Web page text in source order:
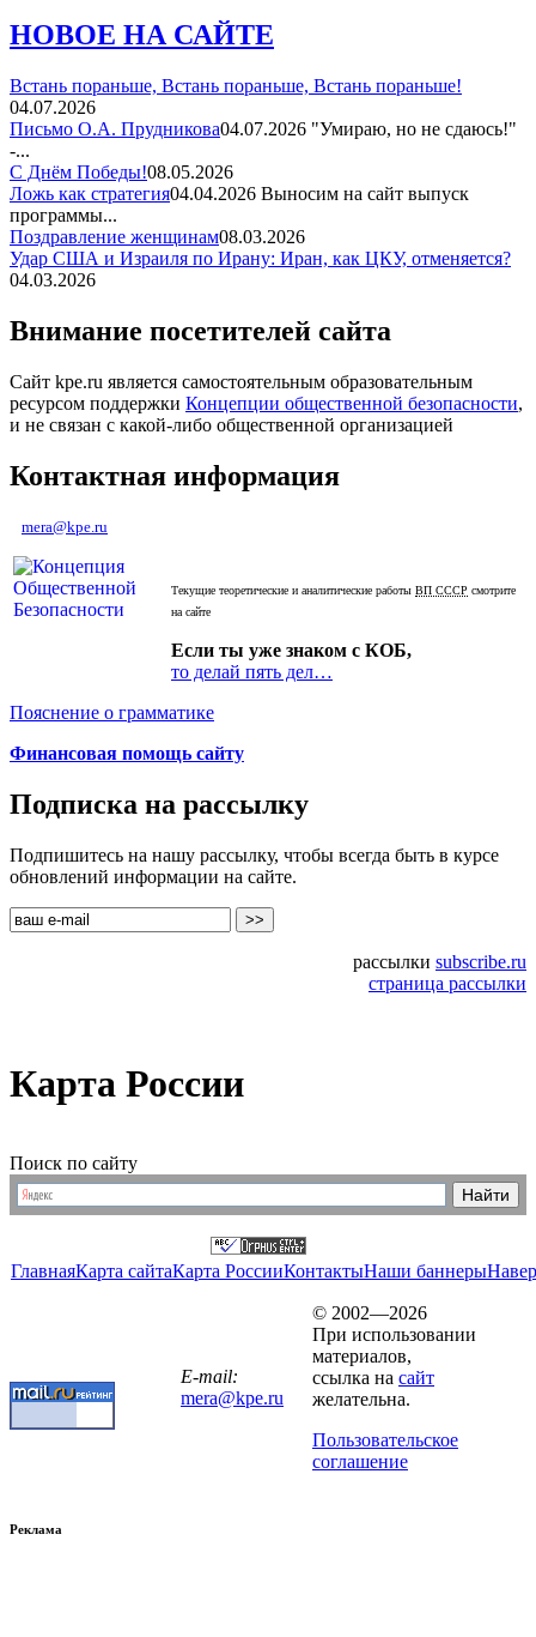
НОВОЕ НА САЙТЕ
Встань пораньше, Встань пораньше, Встань пораньше!
04.07.2026
Письмо О.А. Прудникова04.07.2026 "Умираю, но не сдаюсь!"
-...
С Днём Победы!08.05.2026
Ложь как стратегия04.04.2026 Выносим на сайт выпуск
программы...
Поздравление женщинам08.03.2026
Удар США и Израиля по Ирану: Иран, как ЦКУ, отменяется?
04.03.2026
Внимание посетителей сайта
Сайт kpe.ru является самостоятельным образовательным
ресурсом поддержки Концепции общественной безопасности,
и не связан с какой-либо общественной организацией
Контактная информация
mera@kpe.ru
Текущие теоретические и аналитические работы ВП СССР смотрите
на сайте
Если ты уже знаком с КОБ,
то делай пять дел…
Пояснение о грамматике
Финансовая помощь сайту
Подписка на рассылку
Подпишитесь на нашу рассылку, чтобы всегда быть в курсе
обновлений информации на сайте.
рассылки subscribe.ru
страница рассылки
Карта России
Поиск по сайту
ГлавнаяКарта сайтаКарта РоссииКонтактыНаши баннеры
E-mail:
mera@kpe.ru
© 2002—2026
При использовании
материалов,
ссылка на сайт
желательна.
Пользовательское
соглашение
Реклама